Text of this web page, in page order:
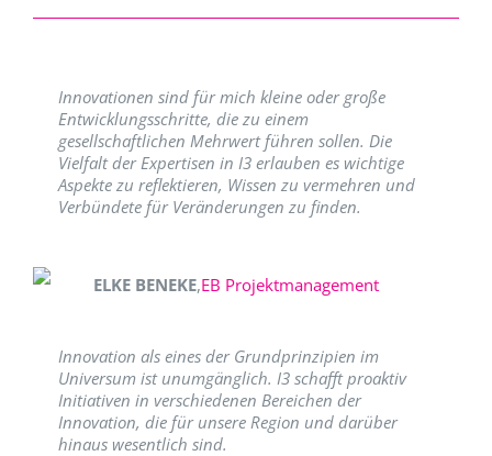
Innovationen sind für mich kleine oder große
Entwicklungsschritte, die zu einem
gesellschaftlichen Mehrwert führen sollen. Die
Vielfalt der Expertisen in I3 erlauben es wichtige
Aspekte zu reflektieren, Wissen zu vermehren und
Verbündete für Veränderungen zu finden.
ELKE BENEKE,EB Projektmanagement
Innovation als eines der Grundprinzipien im
Universum ist unumgänglich. I3 schafft proaktiv
Initiativen in verschiedenen Bereichen der
Innovation, die für unsere Region und darüber
hinaus wesentlich sind.